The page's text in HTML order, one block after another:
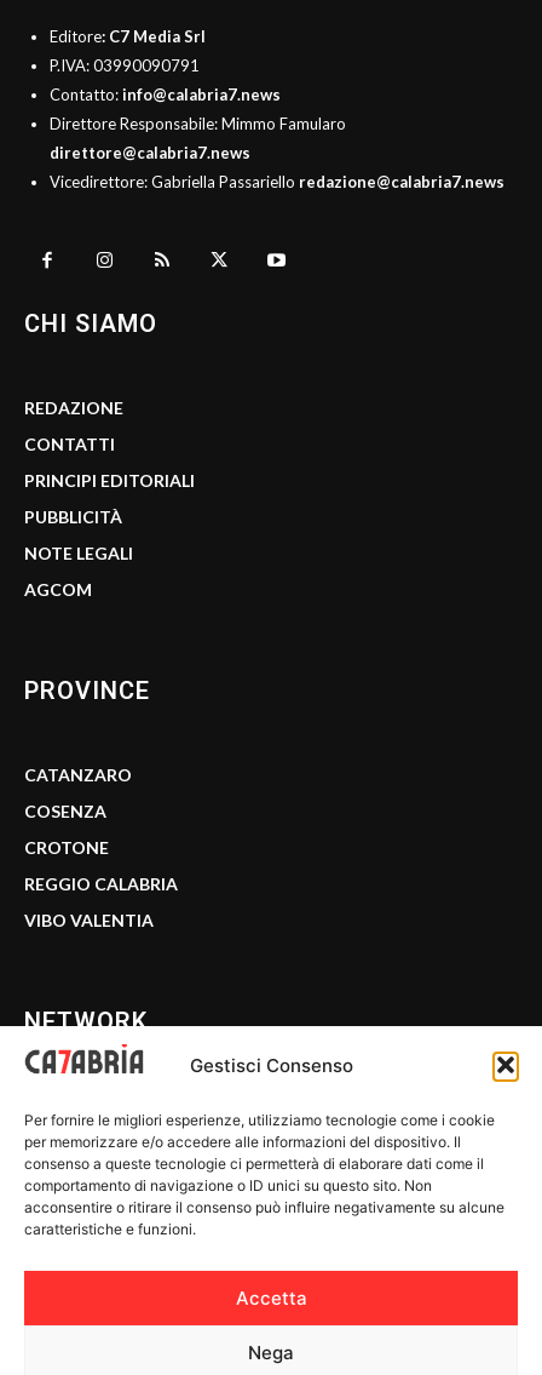
Gestisci Consenso
Per fornire le migliori esperienze, utilizziamo tecnologie come i cookie
per memorizzare e/o accedere alle informazioni del dispositivo. Il
consenso a queste tecnologie ci permetterà di elaborare dati come il
comportamento di navigazione o ID unici su questo sito. Non
acconsentire o ritirare il consenso può influire negativamente su alcune
caratteristiche e funzioni.
Accetta
Nega
Editore: C7 Media Srl
P.IVA: 03990090791
Contatto:info@calabria7.news
Direttore Responsabile: Mimmo Famularo
direttore@calabria7.news
Vicedirettore: Gabriella Passariello redazione@calabria7.news
CHI SIAMO
REDAZIONE
CONTATTI
PRINCIPI EDITORIALI
PUBBLICITÀ
NOTE LEGALI
AGCOM
PROVINCE
CATANZARO
COSENZA
CROTONE
REGGIO CALABRIA
VIBO VALENTIA
NETWORK
WE CALABRIA
C7 PLAY
MIX ZONE